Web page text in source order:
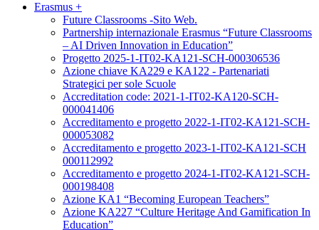
Erasmus +
Future Classrooms -Sito Web.
Partnership internazionale Erasmus “Future Classrooms
– AI Driven Innovation in Education”
Progetto 2025-1-IT02-KA121-SCH-000306536
Azione chiave KA229 e KA122 - Partenariati
Strategici per sole Scuole
Accreditation code: 2021-1-IT02-KA120-SCH-
000041406
Accreditamento e progetto 2022-1-IT02-KA121-SCH-
000053082
Accreditamento e progetto 2023-1-IT02-KA121-SCH
000112992
Accreditamento e progetto 2024-1-IT02-KA121-SCH-
000198408
Azione KA1 “Becoming European Teachers”
Azione KA227 “Culture Heritage And Gamification In
Education”